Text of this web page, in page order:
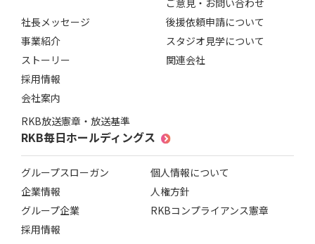
社長メッセージ
事業紹介
ストーリー
採用情報
会社案内
RKB放送憲章・放送基準
ご意見・お問い合わせ
後援依頼申請について
スタジオ見学について
関連会社
RKB毎日ホールディングス
グループスローガン
企業情報
グループ企業
採用情報
個人情報について
人権方針
RKBコンプライアンス憲章